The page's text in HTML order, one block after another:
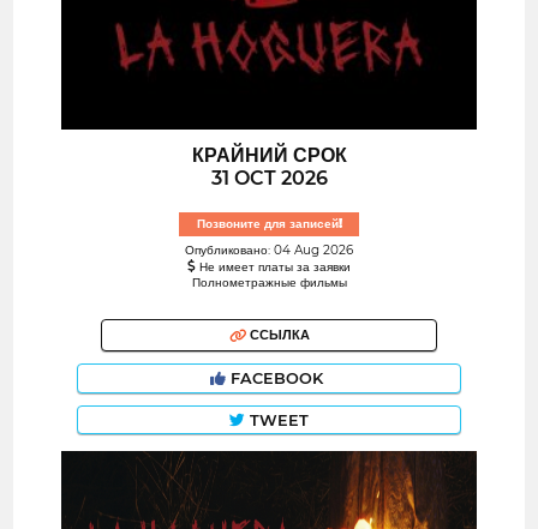
КРАЙНИЙ СРОК
31 OCT 2026
Позвоните для записей!
Опубликовано: 04 Aug 2026
Не имеет платы за заявки
Полнометражные фильмы
ССЫЛКА
FACEBOOK
TWEET